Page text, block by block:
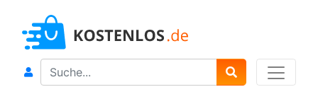
Search